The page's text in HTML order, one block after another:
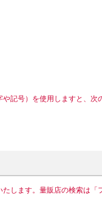
記号）を使用しますと、次
たします。量販店の検索は「